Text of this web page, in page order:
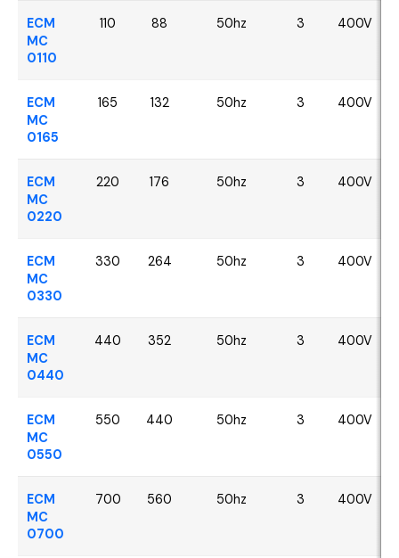
ECM
MC
0110
110 88 50hz 3 400V
ECM
MC
0165
165 132 50hz 3 400V
ECM
MC
0220
220 176 50hz 3 400V
ECM
MC
0330
330 264 50hz 3 400V
ECM
MC
0440
440 352 50hz 3 400V
ECM
MC
0550
550 440 50hz 3 400V
ECM
MC
0700
700 560 50hz 3 400V